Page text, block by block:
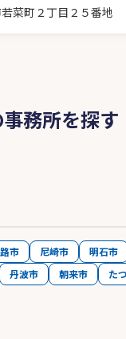
菜町２丁目２５番地
務所を探す
市 尼崎市 明石市
丹波市 朝来市 た